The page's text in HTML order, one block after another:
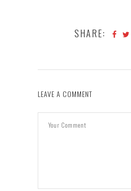
SHARE:
LEAVE A COMMENT